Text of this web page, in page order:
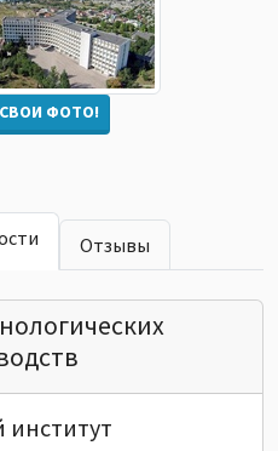
ФОТО!
Отзывы
институт